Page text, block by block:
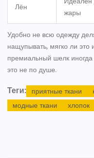
Лён
жары
Удобно не всю одежду
нащупывать, мягко ли
премиальный шелк
это не по душе.
Теги: приятные ткани
модные ткани
хлопок